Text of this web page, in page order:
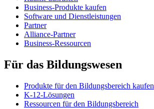
Business-Produkte kaufen
Software und Dienstleistungen
Partner
Alliance-Partner
Business-Ressourcen
Für das Bildungswesen
Produkte für den Bildungsbereich kaufen
K-12-Lösungen
Ressourcen für den Bildungsbereich